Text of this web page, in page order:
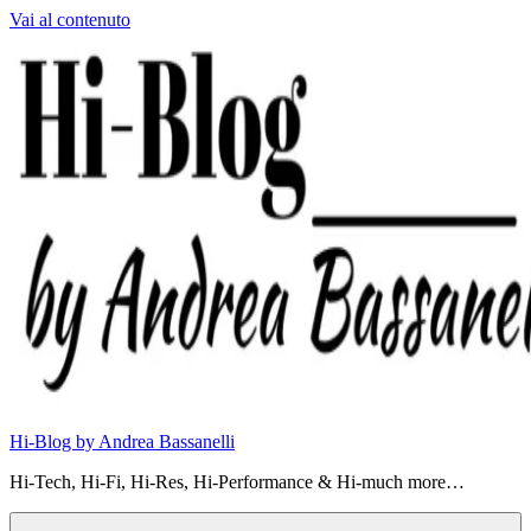
Vai al contenuto
Hi-Blog by Andrea Bassanelli
Hi-Tech, Hi-Fi, Hi-Res, Hi-Performance & Hi-much more…